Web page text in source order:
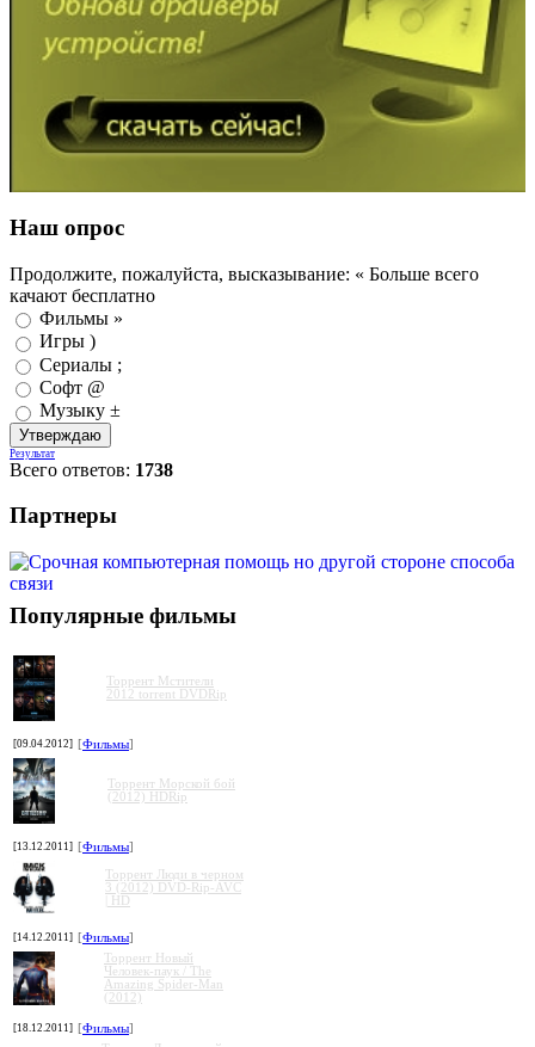
Наш опрос
Продолжите, пожалуйста, высказывание: « Больше всего
качают бесплатно
Фильмы »
Игры )
Сериалы ;
Софт @
Музыку ±
Результат
Всего ответов: 1738
Партнеры
Популярные фильмы
Торрент Мстители
2012 torrent DVDRip
[09.04.2012] [Фильмы]
Торрент Морской бой
(2012) HDRip
[13.12.2011] [Фильмы]
Торрент Люди в черном
3 (2012) DVD-Rip-AVC
| HD
[14.12.2011] [Фильмы]
Торрент Новый
Человек-паук / The
Amazing Spider-Man
(2012)
[18.12.2011] [Фильмы]